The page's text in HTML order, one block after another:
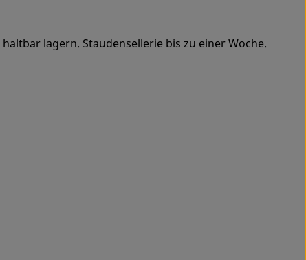
lagern. Staudensellerie bis zu einer Woche.